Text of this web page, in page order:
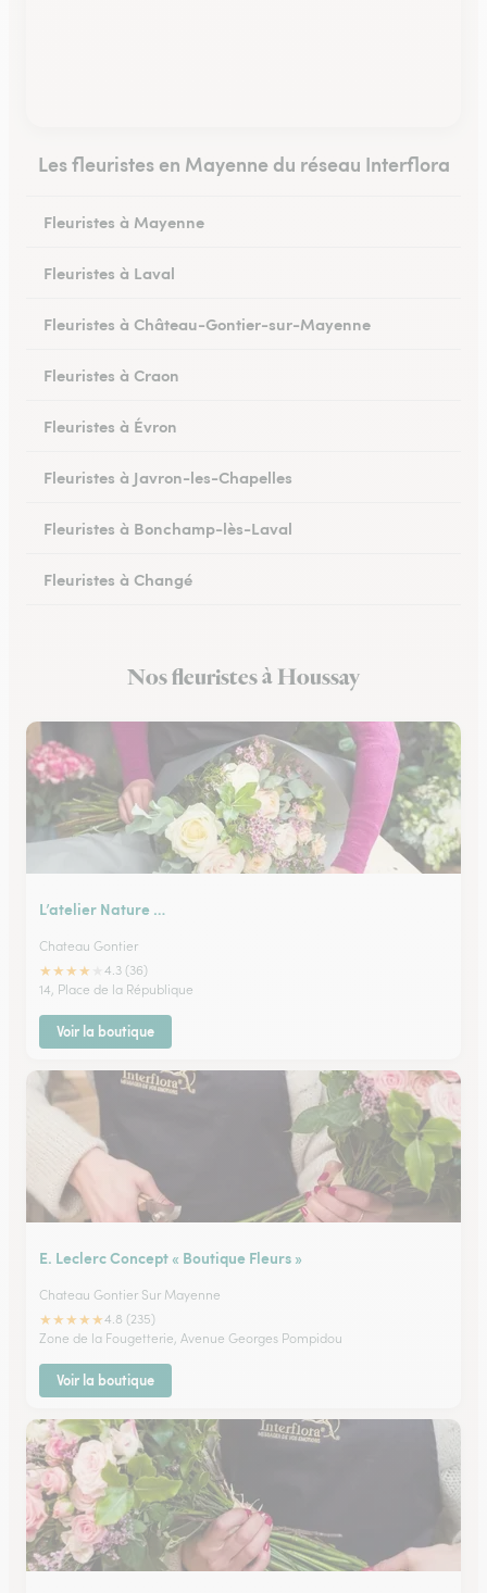
Les fleuristes en Mayenne du réseau Interflora
Fleuristes à Mayenne
Fleuristes à Laval
Fleuristes à Château-Gontier-sur-Mayenne
Fleuristes à Craon
Fleuristes à Évron
Fleuristes à Javron-les-Chapelles
Fleuristes à Bonchamp-lès-Laval
Fleuristes à Changé
Fleuristes à Pré-en-Pail-Saint-Samson
Nos fleuristes à Houssay
L’atelier Nature …
Chateau Gontier
★★★★
4.3 (36)
14, Place de la République
Voir la boutique
E. Leclerc Concept « Boutique Fleurs »
Chateau Gontier Sur Mayenne
★★★★★4.8 (235)
Zone de la Fougetterie, Avenue Georges Pompidou
Voir la boutique